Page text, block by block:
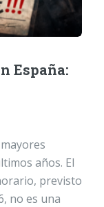
España:
años. El
previsto
no es una